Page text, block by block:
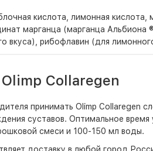
кислота, лимонная
марганца (марганца
вкуса), рибофлавин (для
Collaregen
принимать Olimp Collaregen
суставов. Оптимальное
смеси и 100-150 мл воды.